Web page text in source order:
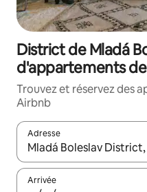
District de Mladá
d'appartements
Trouvez et réservez des
Airbnb
Adresse
Lorsque les résultats
Arrivée